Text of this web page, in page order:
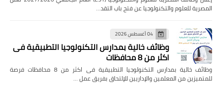
المصرية للعلوم والتكنولوجيا عن فتح باب التقد…
04 أغسطس 2026
وظائف خالية بمدارس التكنولوجيا التطبيقية فى
اكثر من 8 محافظات
وظائف خالية بمدارس التكنولوجيا التطبيقية فى اكثر من 8 محافظات فرصة
للمتميزين من المعلمين والإداريين للإلتحاق بفريق عمل …